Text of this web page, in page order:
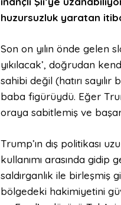
huzursuzluk yaratan
Son on yılın önde gelen
yıkılacak’, doğrudan
sahibi değil (hatırı
baba figürüydü. Eğer
oraya sabitlemiş ve
Trump’ın dış politikası
kullanımı arasında
saldırganlık ile birleşmiş
bölgedeki hakimiyetini